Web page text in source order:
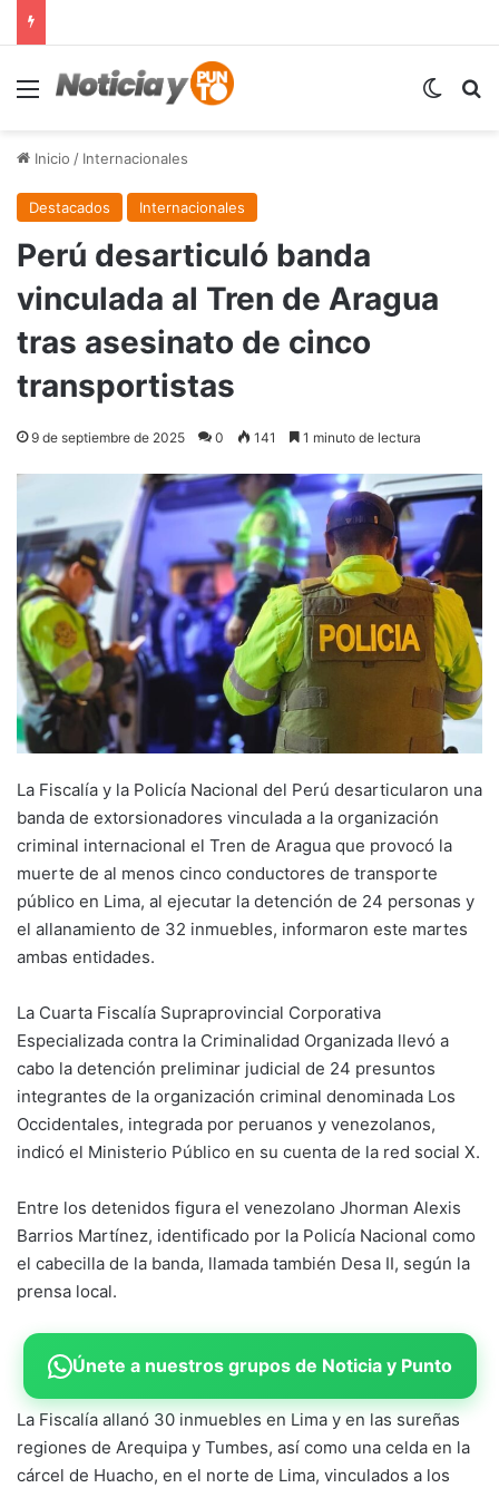
Menú
Inicio / Internacionales
Destacados Internacionales
Perú desarticuló banda
vinculada al Tren de Aragua
tras asesinato de cinco
transportistas
9 de septiembre de 2025 0 141 1 minuto de lectura
La Fiscalía y la Policía Nacional del Perú desarticularon una
banda de extorsionadores vinculada a la organización
criminal internacional el Tren de Aragua que provocó la
muerte de al menos cinco conductores de transporte
público en Lima, al ejecutar la detención de 24 personas y
el allanamiento de 32 inmuebles, informaron este martes
ambas entidades.
La Cuarta Fiscalía Supraprovincial Corporativa
Especializada contra la Criminalidad Organizada llevó a
cabo la detención preliminar judicial de 24 presuntos
integrantes de la organización criminal denominada Los
Occidentales, integrada por peruanos y venezolanos,
indicó el Ministerio Público en su cuenta de la red social X.
Entre los detenidos figura el venezolano Jhorman Alexis
Barrios Martínez, identificado por la Policía Nacional como
el cabecilla de la banda, llamada también Desa II, según la
prensa local.
Únete a nuestros grupos de Noticia y Punto
La Fiscalía allanó 30 inmuebles en Lima y en las sureñas
regiones de Arequipa y Tumbes, así como una celda en la
cárcel de Huacho, en el norte de Lima, vinculados a los